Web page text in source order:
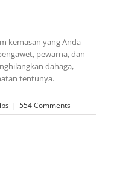
kemasan yang Anda
pewarna, dan
dahaga,
tentunya.
| 554 Comments